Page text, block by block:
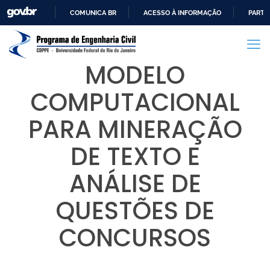
PARA
CONTEÚDO
COMUNICA BR ACESSO À INFORMAÇÃO
MODELO
COMPUTACIONAL
PARA MINERAÇÃO
DE TEXTO E
ANÁLISE DE
QUESTÕES DE
CONCURSOS